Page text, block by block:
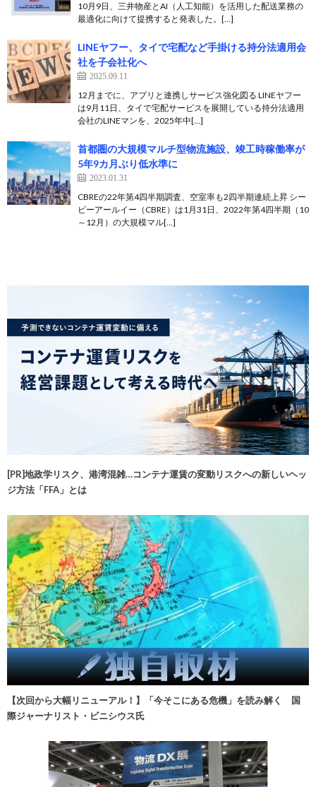
10月9日、三井物産とAI（人工知能）を活用した配送業務の
最適化に向けて提携すると発表した。[…]
LINEヤフー、タイで宅配など手掛ける持分法適用会
社を子会社化へ
2025.09.11
12月までに、アプリと連携しサービス強化図る LINEヤフー
は9月11日、タイで宅配サービスを展開している持分法適用
会社のLINEマンを、2025年中[…]
首都圏の大規模マルチ型物流施設、竣工時稼働率が
5年9カ月ぶり低水準に
2023.01.31
CBREの22年第4四半期調査、空室率も2四半期連続上昇 シー
ビーアールイー（CBRE）は1月31日、2022年第4四半期（10
～12月）の大規模マル[…]
[PR]地政学リスク、港湾混雑…コンテナ運賃の変動リスクへの新しいヘッ
ジ方法「FFA」とは
【次回から大幅リニューアル！】「今そこにある危機」を読み解く 国
際ジャーナリスト・ビニシウス氏